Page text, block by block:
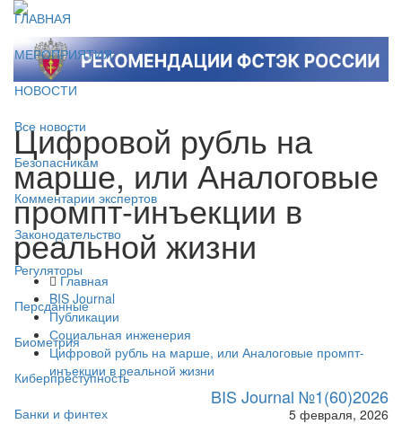
ГЛАВНАЯ
МЕРОПРИЯТИЯ
НОВОСТИ
Все новости
Безопасникам
Комментарии экспертов
Законодательство
Регуляторы
Персданные
Биометрия
Киберпреступность
Банки и финтех
Цифровой рубль на
марше, или Аналоговые
промпт-инъекции в
реальной жизни
Главная
BIS Journal
Публикации
Социальная инженерия
Цифровой рубль на марше, или Аналоговые промпт-
инъекции в реальной жизни
BIS Journal №1(60)2026
5 февраля, 2026